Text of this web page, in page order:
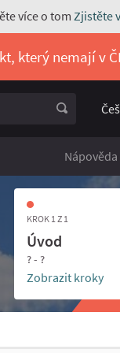
více o tomZjistěte
který nemají v
Nápověda
KROK 1 Z 1
Úvod
? - ?
Zobrazit kroky